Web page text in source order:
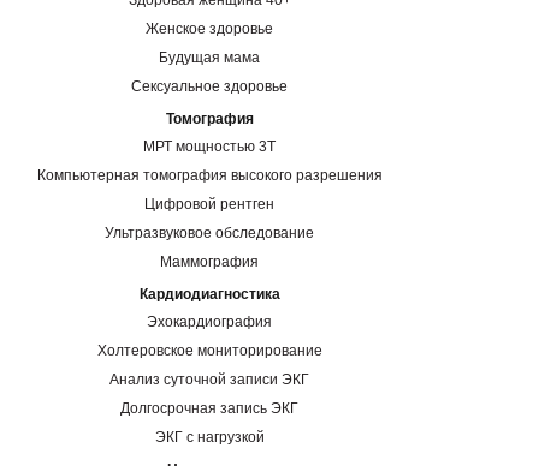
Женское здоровье
Будущая мама
Сексуальное здоровье
Томография
МРТ мощностью 3Т
Компьютерная томография высокого разрешения
Цифровой рентген
Ультразвуковое обследование
Маммография
Кардиодиагностика
Эхокардиография
Холтеровское мониторирование
Анализ суточной записи ЭКГ
Долгосрочная запись ЭКГ
ЭКГ с нагрузкой